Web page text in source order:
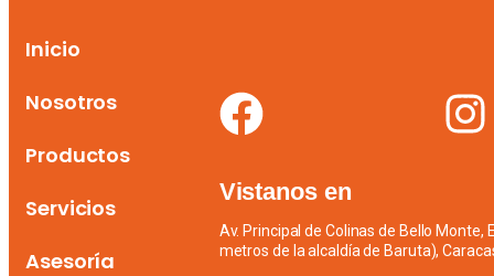
Inicio
Nosotros
Productos
Servicios
Asesoría
Vistanos en
Av. Principal de Colinas de Bello Monte,
metros de la alcaldía de Baruta),